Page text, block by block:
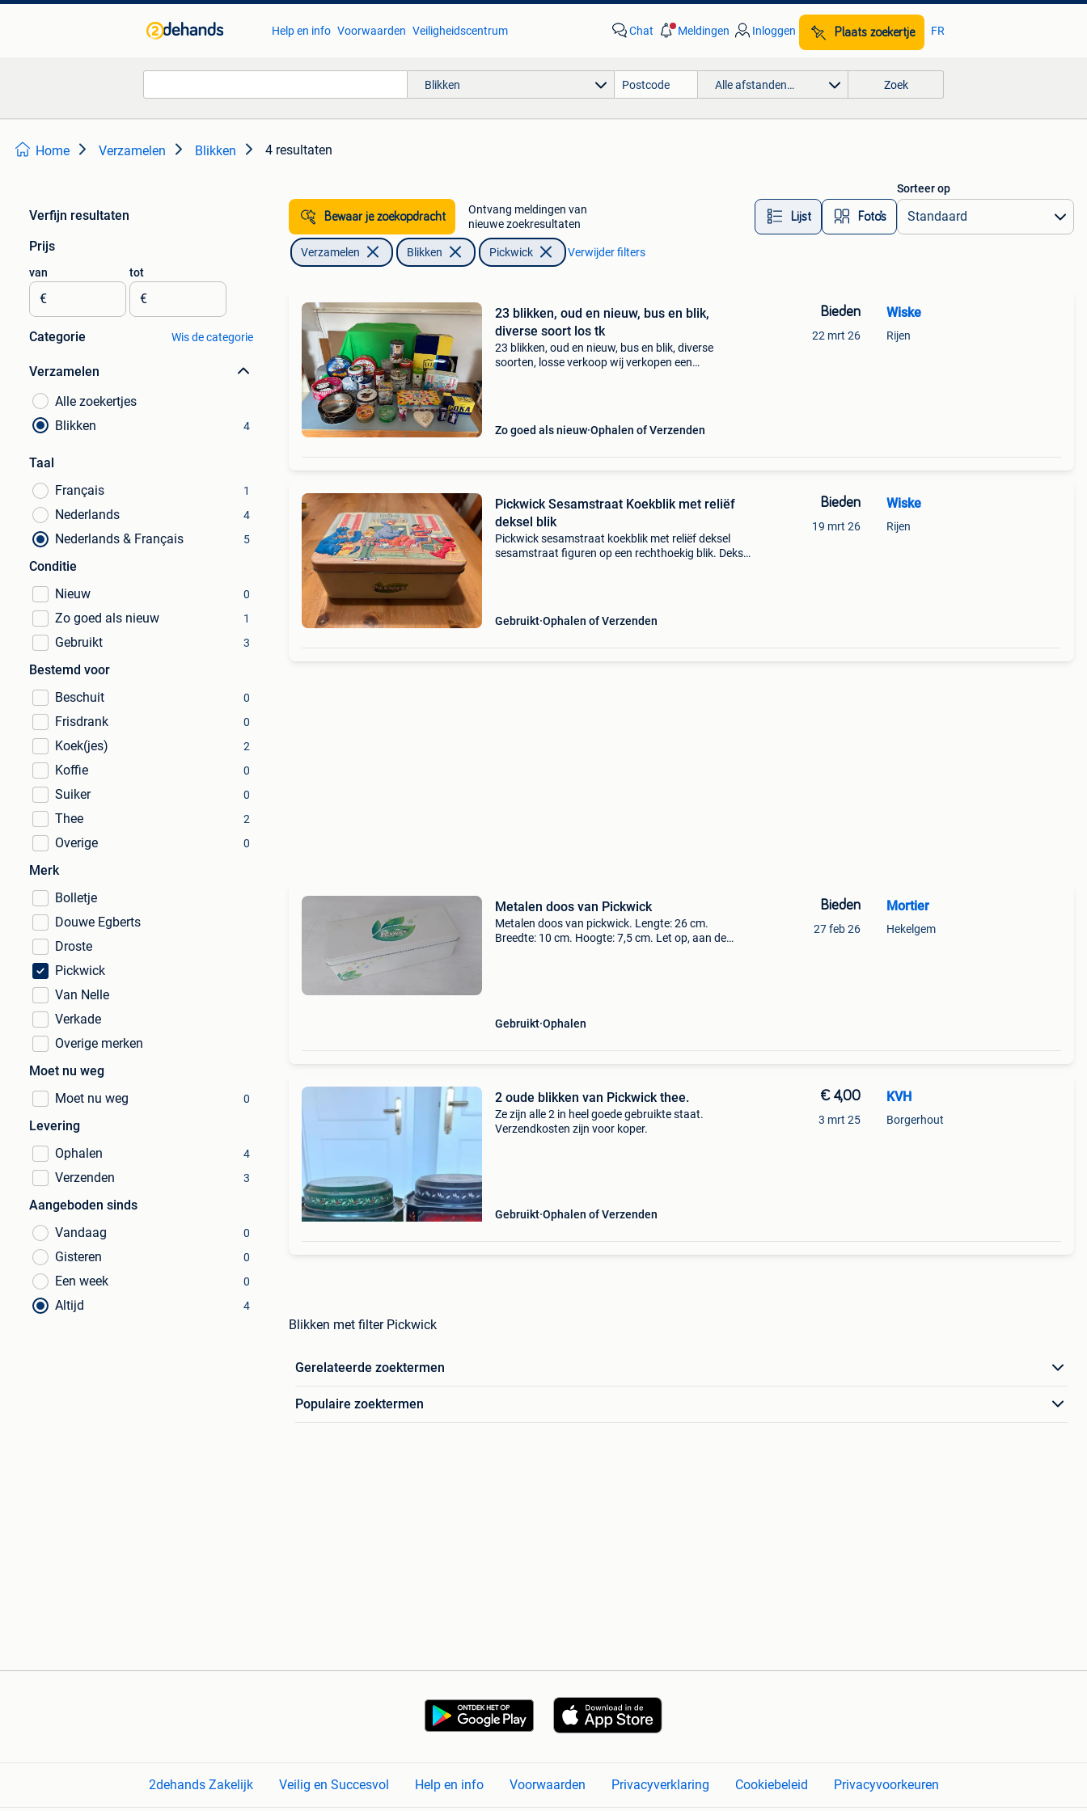
Help en info Voorwaarden Veiligheidscentrum Chat Meldingen Inloggen Plaats zoekertje FR
Blikken Alle afstanden… Zoek
Home Verzamelen Blikken 4 resultaten
Verfijn resultaten
Prijs
van
€
tot
€
Categorie Wis de categorie
Verzamelen
Alle zoekertjes
Blikken
4
Taal
Français
1
Nederlands 4
Nederlands & Français 5
Conditie
Nieuw
0
Zo goed als nieuw 1
Gebruikt 3
Bestemd voor
Beschuit
0
Frisdrank 0
Koek(jes) 2
Koffie 0
Suiker 0
Thee 2
Overige 0
Merk
Bolletje
Douwe Egberts
Droste
Pickwick
Van Nelle
Verkade
Overige merken
Moet nu weg
Moet nu weg
0
Levering
Ophalen
4
Verzenden 3
Aangeboden sinds
Vandaag
0
Gisteren 0
Een week 0
Altijd 4
Bewaar je zoekopdracht
Ontvang meldingen van
nieuwe zoekresultaten
Lijst Foto’s
Sorteer op
Verzamelen Blikken Pickwick Verwijder filters
23 blikken, oud en nieuw, bus en blik,
diverse soort los tk
23 blikken, oud en nieuw, bus en blik, diverse
soorten, losse verkoop wij verkopen een
Zo goed als nieuw Ophalen of Verzenden
Bieden
22 mrt 26
Wiske
Rijen
Pickwick Sesamstraat Koekblik met reliëf
deksel blik
Pickwick sesamstraat koekblik met reliëf deksel
sesamstraat figuren op een rechthoekig blik. Deksel
Gebruikt Ophalen of Verzenden
Bieden
19 mrt 26
Wiske
Rijen
Metalen doos van Pickwick
Metalen doos van pickwick. Lengte: 26 cm.
Breedte: 10 cm. Hoogte: 7,5 cm. Let op, aan de
Gebruikt Ophalen
Bieden
27 feb 26
Mortier
Hekelgem
2 oude blikken van Pickwick thee.
Ze zijn alle 2 in heel goede gebruikte staat.
Verzendkosten zijn voor koper.
Gebruikt Ophalen of Verzenden
€ 4,00
3 mrt 25
KVH
Borgerhout
Blikken met filter Pickwick
Gerelateerde zoektermen
Populaire zoektermen
2dehands Zakelijk Veilig en Succesvol Help en info Voorwaarden Privacyverklaring Cookiebeleid Privacyvoorkeuren